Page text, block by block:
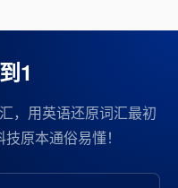
1
，用英语还原词汇最初
原本通俗易懂！